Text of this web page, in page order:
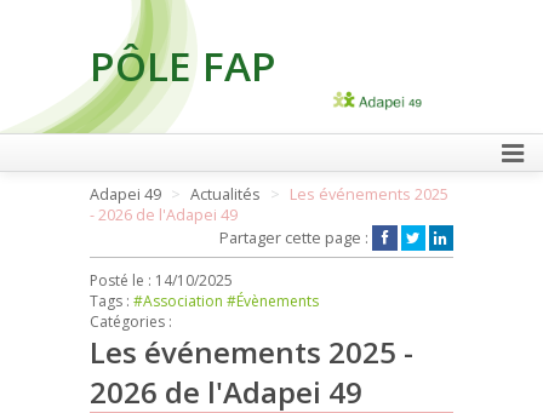
PÔLE FAP
FAIRE UN DON
Adapei 49 Actualités
Les événements 2025
- 2026 de l'Adapei 49
Partager cette page :
Posté le : 14/10/2025
Tags : #Association #Évènements
Catégories :
Les événements 2025 -
2026 de l'Adapei 49